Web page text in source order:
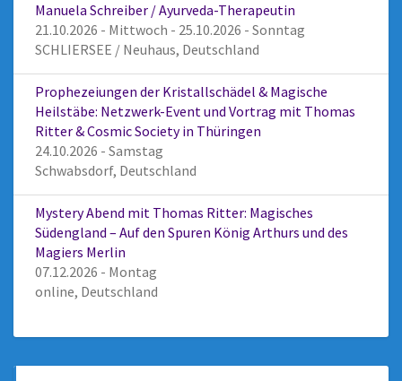
Manuela Schreiber / Ayurveda-Therapeutin
21.10.2026 - Mittwoch - 25.10.2026 - Sonntag
SCHLIERSEE / Neuhaus, Deutschland
Prophezeiungen der Kristallschädel & Magische
Heilstäbe: Netzwerk-Event und Vortrag mit Thomas
Ritter & Cosmic Society in Thüringen
24.10.2026 - Samstag
Schwabsdorf, Deutschland
Mystery Abend mit Thomas Ritter: Magisches
Südengland – Auf den Spuren König Arthurs und des
Magiers Merlin
07.12.2026 - Montag
online, Deutschland